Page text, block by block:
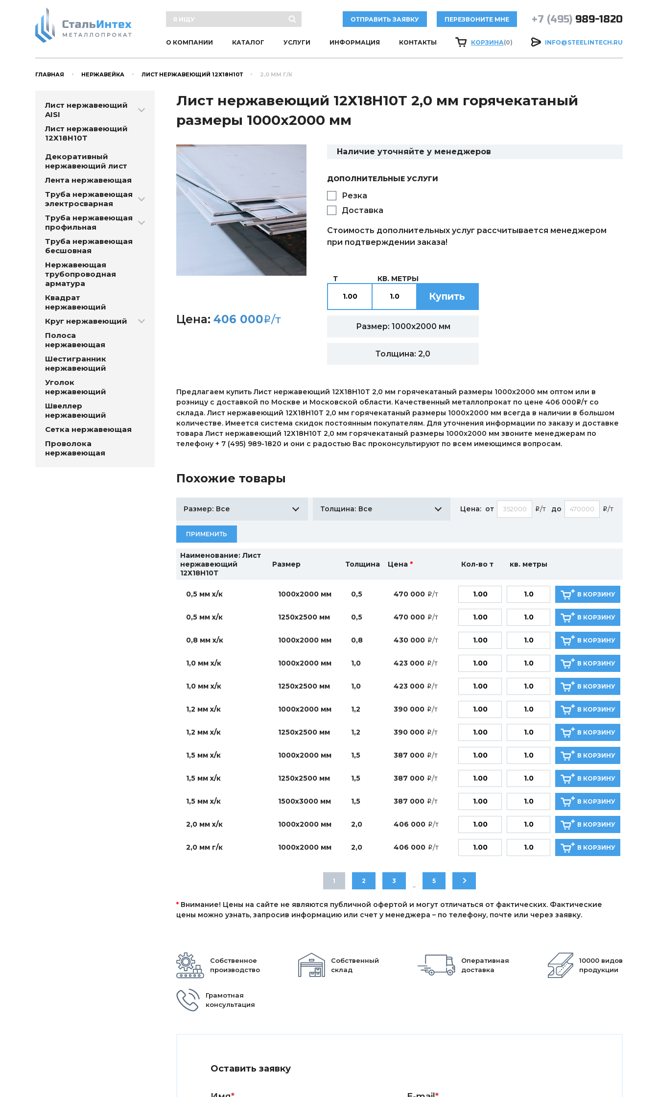
ОТПРАВИТЬ ЗАЯВКУ ПЕРЕЗВОНИТЕ МНЕ +7 (495) 989-1820
О КОМПАНИИ КАТАЛОГ УСЛУГИ ИНФОРМАЦИЯ КОНТАКТЫ КОРЗИНА(0) INFO@STEELINTECH.RU
ГЛАВНАЯ НЕРЖАВЕЙКА ЛИСТ НЕРЖАВЕЮЩИЙ 12Х18Н10Т 2,0 ММ Г/К
Лист нержавеющий
AISI
Лист нержавеющий
12Х18Н10Т
Декоративный
нержавеющий лист
Лента нержавеющая
Труба нержавеющая
электросварная
Труба нержавеющая
профильная
Труба нержавеющая
бесшовная
Нержавеющая
трубопроводная
арматура
Квадрат
нержавеющий
Круг нержавеющий
Полоса
нержавеющая
Шестигранник
нержавеющий
Уголок
нержавеющий
Швеллер
нержавеющий
Сетка нержавеющая
Проволока
нержавеющая
Лист нержавеющий 12Х18Н10Т 2,0 мм горячекатаный
размеры 1000х2000 мм
Наличие уточняйте у менеджеров
ДОПОЛНИТЕЛЬНЫЕ УСЛУГИ
Резка
Доставка
Стоимость дополнительных услуг рассчитывается менеджером
при подтверждении заказа!
Цена: 406 000i/т
Т КВ. МЕТРЫ
Купить
Размер: 1000х2000 мм
Толщина: 2,0
Предлагаем купить Лист нержавеющий 12Х18Н10Т 2,0 мм горячекатаный размеры 1000х2000 мм оптом или в
розницу с доставкой по Москве и Московской области. Качественный металлопрокат по цене 406 000i/т со
склада. Лист нержавеющий 12Х18Н10Т 2,0 мм горячекатаный размеры 1000х2000 мм всегда в наличии в большом
количестве. Имеется система скидок постоянным покупателям. Для уточнения информации по заказу и доставке
товара Лист нержавеющий 12Х18Н10Т 2,0 мм горячекатаный размеры 1000х2000 мм звоните менеджерам по
телефону + 7 (495) 989-1820 и они с радостью Вас проконсультируют по всем имеющимся вопросам.
Похожие товары
Размер: Все Толщина: Все Цена: от i/т до i/т
ПРИМЕНИТЬ
Наименование: Лист
нержавеющий
12Х18Н10Т
Размер Толщина Цена * Кол-во т кв. метры
0,5 мм х/к 1000х2000 мм 0,5 470 000 i/т В КОРЗИНУ
0,5 мм х/к 1250х2500 мм 0,5 470 000 i/т В КОРЗИНУ
0,8 мм х/к 1000х2000 мм 0,8 430 000 i/т В КОРЗИНУ
1,0 мм х/к 1000х2000 мм 1,0 423 000 i/т В КОРЗИНУ
1,0 мм х/к 1250х2500 мм 1,0 423 000 i/т В КОРЗИНУ
1,2 мм х/к 1000х2000 мм 1,2 390 000 i/т В КОРЗИНУ
1,2 мм х/к 1250х2500 мм 1,2 390 000 i/т В КОРЗИНУ
1,5 мм х/к 1000х2000 мм 1,5 387 000 i/т В КОРЗИНУ
1,5 мм х/к 1250х2500 мм 1,5 387 000 i/т В КОРЗИНУ
1,5 мм х/к 1500х3000 мм 1,5 387 000 i/т В КОРЗИНУ
2,0 мм х/к 1000х2000 мм 2,0 406 000 i/т В КОРЗИНУ
2,0 мм г/к 1000х2000 мм 2,0 406 000 i/т В КОРЗИНУ
1 2 3 .. 5
* Внимание! Цены на сайте не являются публичной офертой и могут отличаться от фактических. Фактические
цены можно узнать, запросив информацию или счет у менеджера – по телефону, почте или через заявку.
Собственное
производство
Собственный
склад
Оперативная
доставка
10000 видов
продукции
Грамотная
консультация
Оставить заявку